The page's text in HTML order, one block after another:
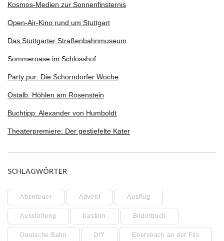
Kosmos-Medien zur Sonnenfinsternis
Open-Air-Kino rund um Stuttgart
Das Stuttgarter Straßenbahnmuseum
Sommeroase im Schlosshof
Party pur: Die Schorndorfer Woche
Ostalb: Höhlen am Rosenstein
Buchtipp: Alexander von Humboldt
Theaterpremiere: Der gestiefelte Kater
SCHLAGWÖRTER
Abenteuer Advent Ausflug
Ausstellung basteln Bilderbuch
Deutsche Bahn DIY Ebersbach an der Fils